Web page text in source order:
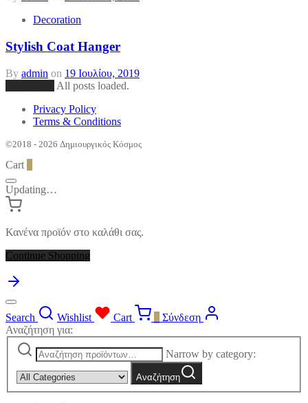
Decoration
Stylish Coat Hanger
By admin on 19 Ιουλίου, 2019
All posts loaded.
Privacy Policy
Terms & Conditions
©2018 - 2026 Δημιουργικός Κόσμος
Cart
Updating…
Κανένα προϊόν στο καλάθι σας.
Continue Shopping
Search Wishlist Cart
Σύνδεση
Αναζήτηση για:
Narrow by category:
Αναζήτηση